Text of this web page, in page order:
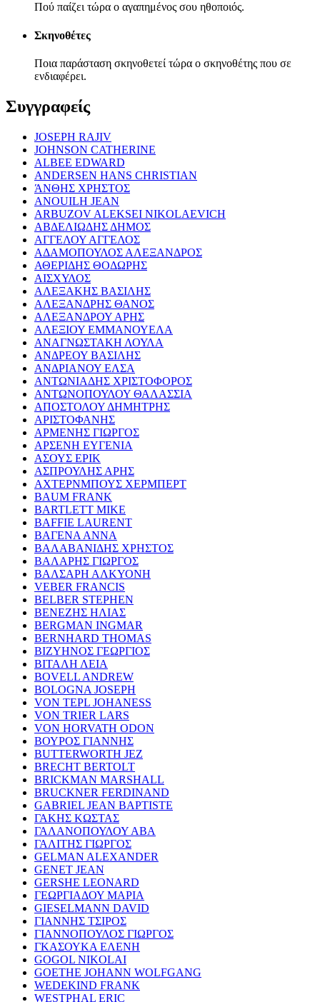
Πού παίζει τώρα ο αγαπημένος σου ηθοποιός.
Σκηνοθέτες
Ποια παράσταση σκηνοθετεί τώρα ο σκηνοθέτης που σε
ενδιαφέρει.
Συγγραφείς
JOSEPH RAJIV
JOHNSON CATHERINE
ALBEE EDWARD
ANDERSEN HANS CHRISTIAN
ΆΝΘΗΣ ΧΡΗΣΤΟΣ
ANOUILH JEAN
ARBUZOV ALEKSEI NIKOLAEVICH
ΑΒΔΕΛΙΩΔΗΣ ΔΗΜΟΣ
ΑΓΓΕΛΟΥ ΑΓΓΕΛΟΣ
ΑΔΑΜΟΠΟΥΛΟΣ ΑΛΕΞΑΝΔΡΟΣ
ΑΘΕΡΙΔΗΣ ΘΟΔΩΡΗΣ
ΑΙΣΧΥΛΟΣ
ΑΛΕΞΑΚΗΣ ΒΑΣΙΛΗΣ
ΑΛΕΞΑΝΔΡΗΣ ΘΑΝΟΣ
ΑΛΕΞΑΝΔΡΟΥ ΑΡΗΣ
ΑΛΕΞΙΟΥ ΕΜΜΑΝΟΥΕΛΑ
ΑΝΑΓΝΩΣΤΑΚΗ ΛΟΥΛΑ
ΑΝΔΡΕΟΥ ΒΑΣΙΛΗΣ
ΑΝΔΡΙΑΝΟΥ ΕΛΣΑ
ΑΝΤΩΝΙΑΔΗΣ ΧΡΙΣΤΟΦΟΡΟΣ
ΑΝΤΩΝΟΠΟΥΛΟΥ ΘΑΛΑΣΣΙΑ
ΑΠΟΣΤΟΛΟΥ ΔΗΜΗΤΡΗΣ
ΑΡΙΣΤΟΦΑΝΗΣ
ΑΡΜΕΝΗΣ ΓΙΩΡΓΟΣ
ΑΡΣΕΝΗ ΕΥΓΕΝΙΑ
ΑΣΟΥΣ ΕΡΙΚ
ΑΣΠΡΟΥΛΗΣ ΑΡΗΣ
ΑΧΤΕΡΝΜΠΟΥΣ ΧΕΡΜΠΕΡΤ
BAUM FRANK
BARTLETT MIKE
BAFFIE LAURENT
ΒΑΓΕΝΑ ΑΝΝΑ
ΒΑΛΑΒΑΝΙΔΗΣ ΧΡΗΣΤΟΣ
ΒΑΛΑΡΗΣ ΓΙΩΡΓΟΣ
ΒΑΛΣΑΡΗ ΑΛΚΥΟΝΗ
VEBER FRANCIS
BELBER STEPHEN
ΒΕΝΕΖΗΣ ΗΛΙΑΣ
BERGMAN INGMAR
BERNHARD THOMAS
ΒΙΖΥΗΝΟΣ ΓΕΩΡΓΙΟΣ
ΒΙΤΑΛΗ ΛΕΙΑ
BOVELL ANDREW
BOLOGNA JOSEPH
VON TEPL JOHANESS
VON TRIER LARS
VON HORVATH ODON
ΒΟΥΡΟΣ ΓΙΑΝΝΗΣ
BUTTERWORTH JEZ
BRECHT BERTOLT
BRICKMAN MARSHALL
BRUCKNER FERDINAND
GABRIEL JEAN BAPTISTE
ΓΑΚΗΣ ΚΩΣΤΑΣ
ΓΑΛΑΝΟΠΟΥΛΟΥ ΑΒΑ
ΓΑΛΙΤΗΣ ΓΙΩΡΓΟΣ
GELMAN ALEXANDER
GENET JEAN
GERSHE LEONARD
ΓΕΩΡΓΙΑΔΟΥ ΜΑΡΙΑ
GIESELMANN DAVID
ΓΙΑΝΝΗΣ ΤΣΙΡΟΣ
ΓΙΑΝΝΟΠΟΥΛΟΣ ΓΙΩΡΓΟΣ
ΓΚΑΣΟΥΚΑ ΕΛΕΝΗ
GOGOL NIKOLAI
GOETHE JOHANN WOLFGANG
WEDEKIND FRANK
WESTPHAL ERIC